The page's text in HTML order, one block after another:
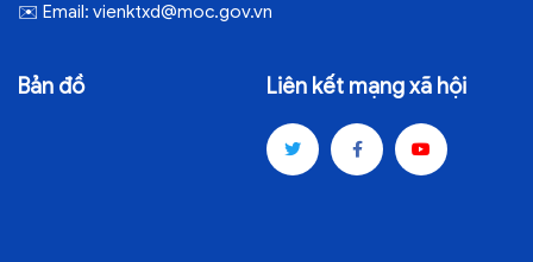
✉️ Email: vienktxd@moc.gov.vn
Bản đồ Liên kết mạng xã hội